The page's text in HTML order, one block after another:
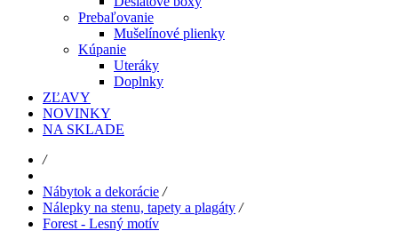
Prebaľovanie
Mušelínové plienky
Kúpanie
Uteráky
Doplnky
ZĽAVY
NOVINKY
NA SKLADE
/
Nábytok a dekorácie /
Nálepky na stenu, tapety a plagáty /
Forest - Lesný motív